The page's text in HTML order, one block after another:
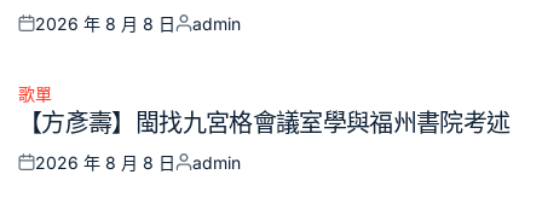
Posted
2026 年 8 月 8 日
Posted
admin
Posted
歌單
【方彥壽】閩找九宮格會議室學與福州書院考述
Posted
2026 年 8 月 8 日
Posted
admin